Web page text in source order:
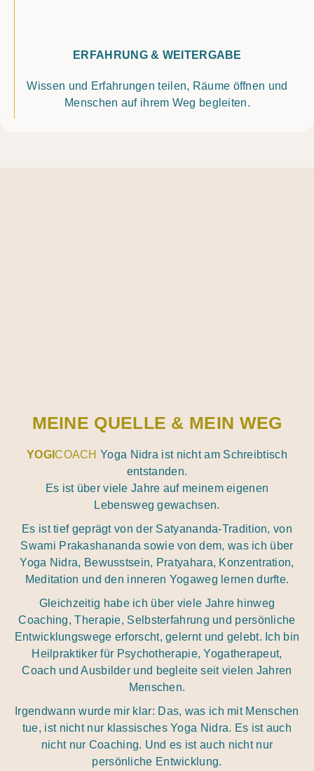
ERFAHRUNG & WEITERGABE
Wissen und Erfahrungen teilen, Räume öffnen und
Menschen auf ihrem Weg begleiten.
MEINE QUELLE & MEIN WEG
YOGICOACHYoga Nidra ist nicht am Schreibtisch
entstanden.
Es ist über viele Jahre auf meinem eigenen
Lebensweg gewachsen.
Es ist tief geprägt von der Satyananda-Tradition, von
Swami Prakashananda sowie von dem, was ich über
Yoga Nidra, Bewusstsein, Pratyahara, Konzentration,
Meditation und den inneren Yogaweg lernen durfte.
Gleichzeitig habe ich über viele Jahre hinweg
Coaching, Therapie, Selbsterfahrung und persönliche
Entwicklungswege erforscht, gelernt und gelebt. Ich bin
Heilpraktiker für Psychotherapie, Yogatherapeut,
Coach und Ausbilder und begleite seit vielen Jahren
Menschen.
Irgendwann wurde mir klar: Das, was ich mit Menschen
tue, ist nicht nur klassisches Yoga Nidra. Es ist auch
nicht nur Coaching. Und es ist auch nicht nur
persönliche Entwicklung.